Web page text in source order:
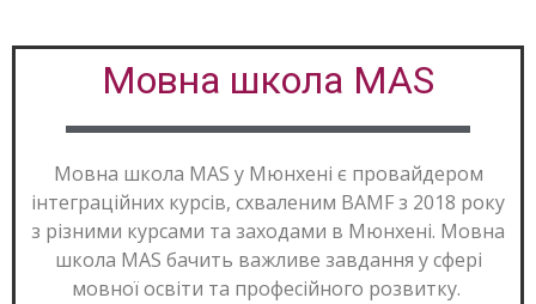
Мовна школа MAS
Мовна школа MAS у Мюнхені є провайдером
інтеграційних курсів, схваленим BAMF з 2018 року
з різними курсами та заходами в Мюнхені. Мовна
школа MAS бачить важливе завдання у сфері
мовної освіти та професійного розвитку.